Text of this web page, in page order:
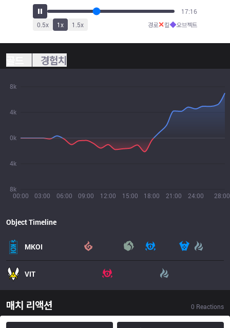
18:28
0.5x 1x 1.5x 경로✕킬◆오브젝트
경험치
00:00 03:00 06:00 09:00 12:00 15:00 18:00 21:00 24:00 28:00
8k
4k
0k
4k
8k
Object Timeline
MKOI
VIT
매치 리액션 0 Reactions